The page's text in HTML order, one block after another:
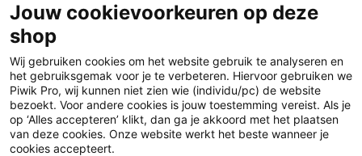
Disclaimer
Jouw cookievoorkeuren op deze
shop
Wij gebruiken cookies om het website gebruik te analyseren en
het gebruiksgemak voor je te verbeteren. Hiervoor gebruiken we
Piwik Pro, wij kunnen niet zien wie (individu/pc) de website
bezoekt. Voor andere cookies is jouw toestemming vereist. Als je
op ‘Alles accepteren’ klikt, dan ga je akkoord met het plaatsen
van deze cookies. Onze website werkt het beste wanneer je
cookies accepteert.